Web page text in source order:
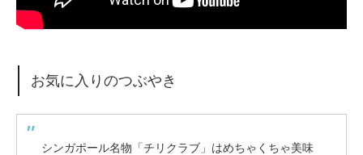
お気に入りのつぶやき
シンガポール名物「チリクラブ」はめちゃくちゃ美味